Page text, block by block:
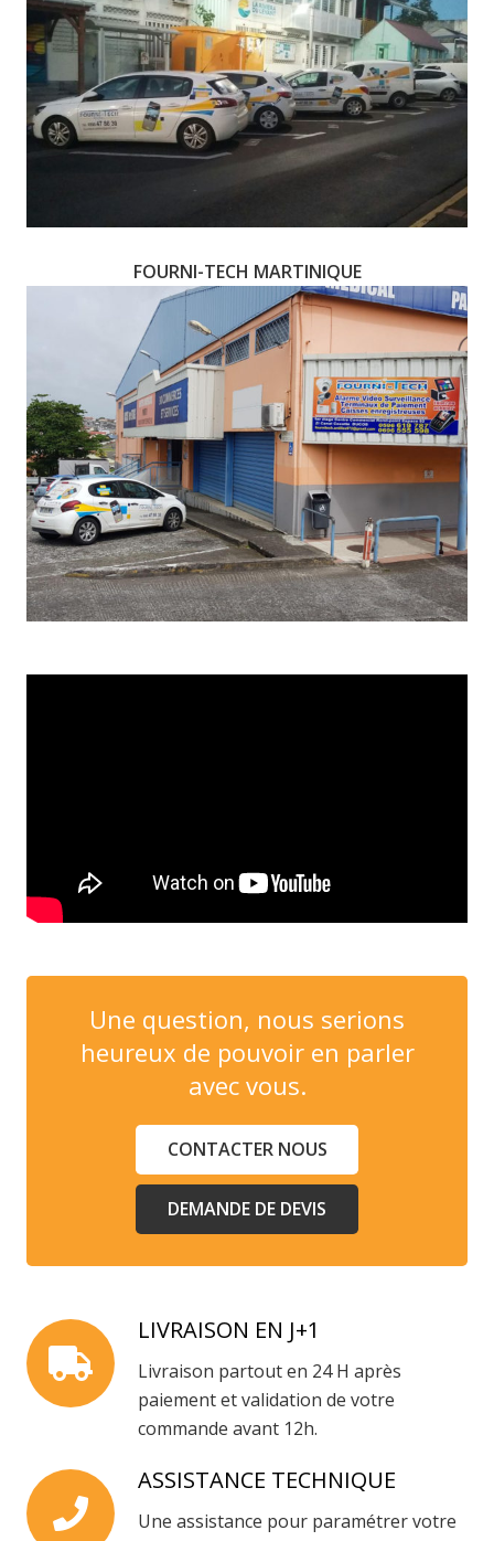
FOURNI-TECH MARTINIQUE
Une question, nous serions
heureux de pouvoir en parler
avec vous.
CONTACTER NOUS
DEMANDE DE DEVIS
LIVRAISON EN J+1
Livraison partout en 24 H après
paiement et validation de votre
commande avant 12h.
ASSISTANCE TECHNIQUE
Une assistance pour paramétrer votre